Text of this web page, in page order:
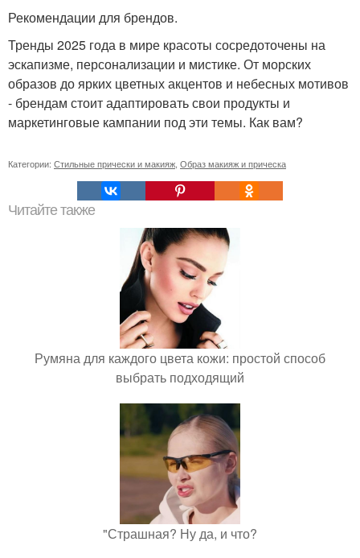
Рекомендации для брендов.
Тренды 2025 года в мире красоты сосредоточены на
эскапизме, персонализации и мистике. От морских
образов до ярких цветных акцентов и небесных мотивов
- брендам стоит адаптировать свои продукты и
маркетинговые кампании под эти темы. Как вам?
Категории: Стильные прически и макияж Образ макияж и прическа
Читайте также
Румяна для каждого цвета кожи: простой способ
выбрать подходящий
"Страшная? Ну да, и что?